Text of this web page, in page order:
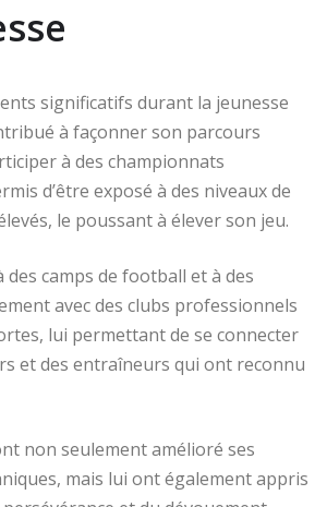
significatifs durant la jeunesse
à façonner son parcours
à des championnats
d’être exposé à des niveaux de
le poussant à élever son jeu.
des camps de football et à des
avec des clubs professionnels
lui permettant de se connecter
et des entraîneurs qui ont reconnu
non seulement amélioré ses
mais lui ont également appris